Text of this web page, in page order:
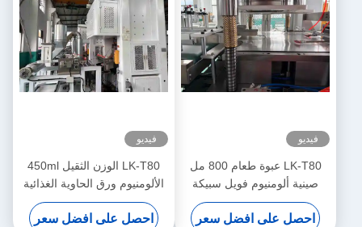
فيديو
LK-T80 عبوة طعام 800 مل
صينية ألومنيوم فويل سبيكة
8011 آلة صنع أطباق يمكن
التخلص منها
احصل على افضل سعر
فيديو
LK-T80 الوزن الثقيل 450ml
الألومنيوم ورق الحاوية الغذائية
العزل آلة صنع الشكل
المستديرة
احصل على افضل سعر